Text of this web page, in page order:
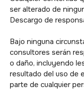
ser alterado de
Descargo de
Bajo ninguna
consultores serán
o daño, incluyendo
resultado del uso de
parte de cualquier